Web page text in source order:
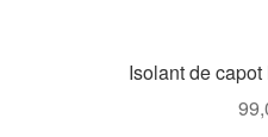
Isolant de